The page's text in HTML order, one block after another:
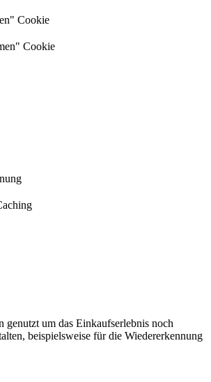
Cookie
Cookie
genutzt um das Einkaufserlebnis noch
beispielsweise für die Wiedererkennung